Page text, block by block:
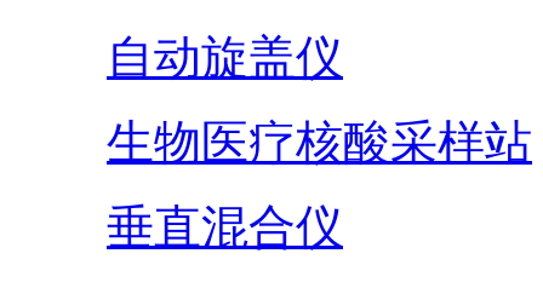
自动旋盖仪
生物医疗核酸采样站
垂直混合仪